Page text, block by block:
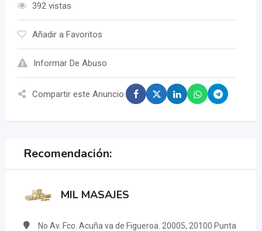
392 vistas
Añadir a Favoritos
Informar De Abuso
Compartir este Anuncio:
Recomendación:
MIL MASAJES
No Av. Fco. Acuña va de Figueroa. 20005, 20100 Punta